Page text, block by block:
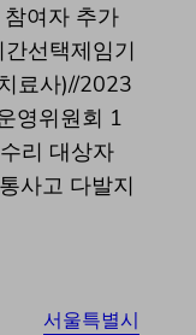
여자 추가
선택제임기
료사)//2023
영위원회 1
리 대상자
사고 다발지
서울특별시